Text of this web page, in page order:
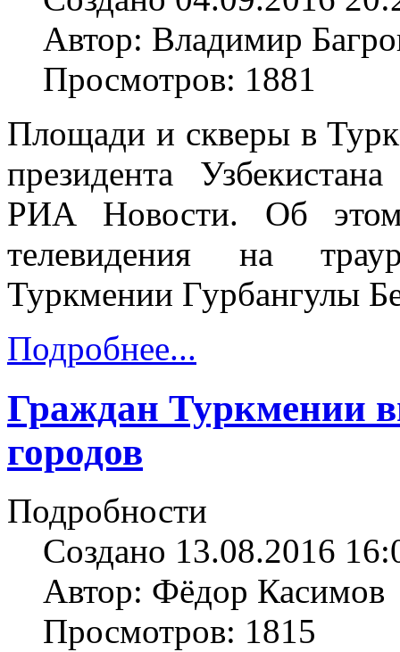
Автор: Владимир
Просмотров: 1881
Площади и скверы в
президента
РИА Новости. Об этом
телевидения на
Туркмении Гурбангулы
Подробнее...
Граждан Туркмении
городов
Подробности
Создано 13.08.2016
Автор: Фёдор Касимов
Просмотров: 1815